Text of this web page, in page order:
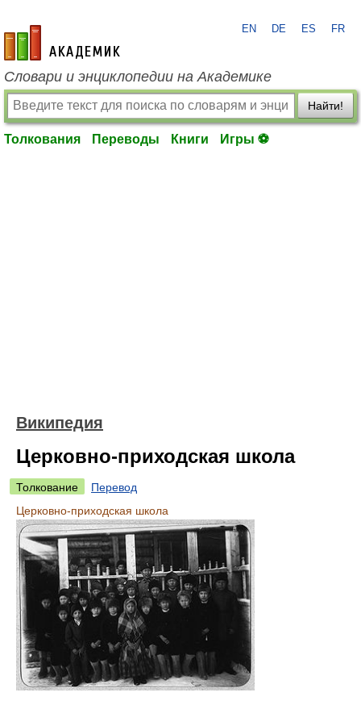
academic.ru
EN DE ES FR
Словари и энциклопедии на Академике
Найти!
Толкования Переводы Книги Игры ⚽
Википедия
Церковно-приходская школа
Толкование
Перевод
Церковно-приходская школа